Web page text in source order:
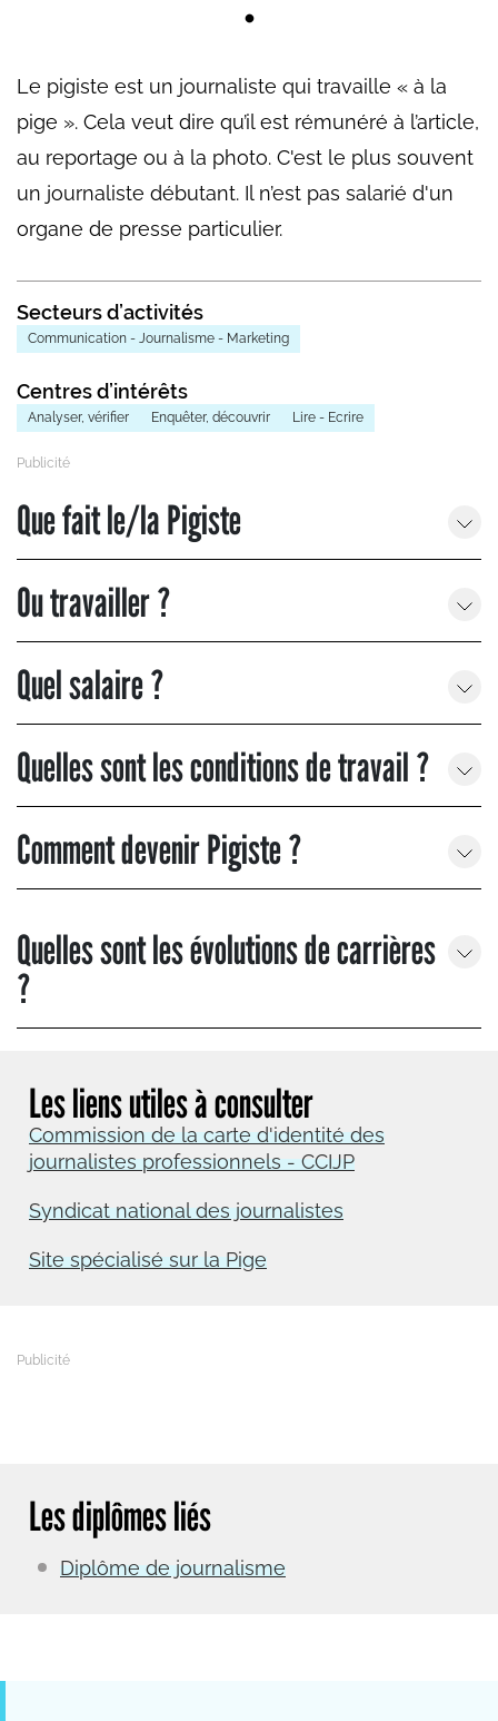
Le pigiste est un journaliste qui travaille « à la
pige ». Cela veut dire qu’il est rémunéré à l’article,
au reportage ou à la photo. C'est le plus souvent
un journaliste débutant. Il n’est pas salarié d'un
organe de presse particulier.
Secteurs d’activités
Communication - Journalisme - Marketing
Centres d’intérêts
Analyser, vérifier Enquêter, découvrir Lire - Ecrire
Que fait le/la Pigiste
Ou travailler ?
Quel salaire ?
Quelles sont les conditions de travail ?
Comment devenir Pigiste ?
Quelles sont les évolutions de carrières
?
Les liens utiles à consulter
Commission de la carte d'identité des
journalistes professionnels - CCIJP
Syndicat national des journalistes
Site spécialisé sur la Pige
Les diplômes liés
Diplôme de journalisme